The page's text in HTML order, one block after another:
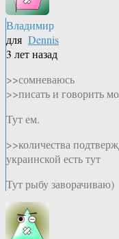
Владимир
для Dennis
3 лет назад
>>сомневаюсь
>>писать и говорить
Тут ем.
>>количества
украинской есть тут
Тут рыбу заворачиваю)